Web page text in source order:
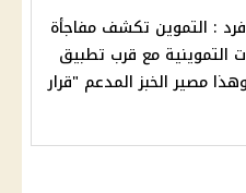
فرد : التموين تكشف مفاجأة
التموينية مع قرب تطبيق
مصير الخبز المدعم "قرار